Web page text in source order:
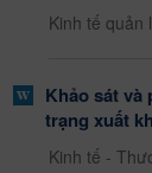
Kinh tế quản
Khảo sát
trạng xuất
Kinh tế -